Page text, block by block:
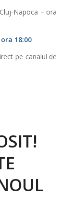
Napoca – ora
18:00
pe canalul de